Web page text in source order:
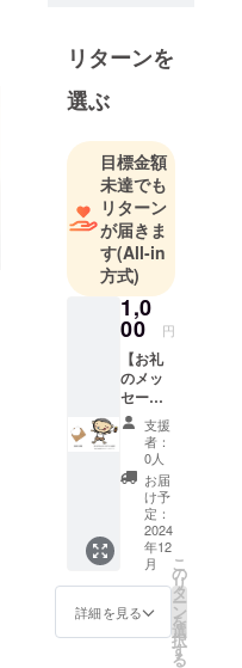
リターンを
選ぶ
目標金額
未達でも
リターン
が届きま
す(All-in
方式)
1,0
00 円
【お礼
のメッ
セー
ジ、オ
リジナ
ルス
テッ
カー】
感謝の
気持ち
を込め
て、お
礼の
メッ
セージ
とオリ
支援
者：
0人
お届
け予
定：
2024
年12
月
詳細を見る
こ
の
リ
タ
ー
ン
を
選
択
す
る